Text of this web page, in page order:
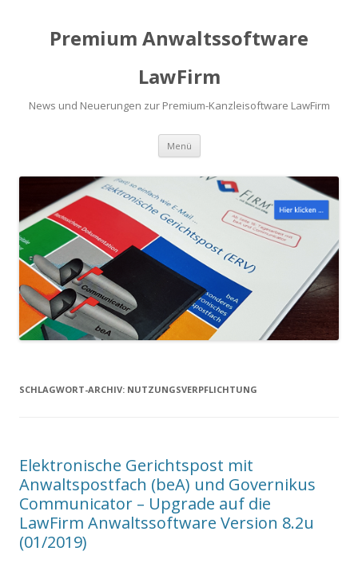
Premium Anwaltssoftware
LawFirm
News und Neuerungen zur Premium-Kanzleisoftware LawFirm
Menü
SCHLAGWORT-ARCHIV: NUTZUNGSVERPFLICHTUNG
Elektronische Gerichtspost mit
Anwaltspostfach (beA) und Governikus
Communicator – Upgrade auf die
LawFirm Anwaltssoftware Version 8.2u
(01/2019)